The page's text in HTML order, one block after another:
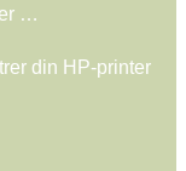
…
din HP-printer